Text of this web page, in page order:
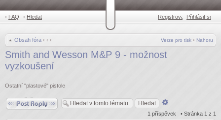
• FAQ • Hledat Registrovat •Přihlásit se
Obsah fóra ‹ ‹ ‹ Nahoru
Verze pro tisk •
Smith and Wesson M&P 9 - možnost
vyzkoušení
Ostatní "plastové" pistole
Odpovědět
1 příspěvek • Stránka 1 z 1